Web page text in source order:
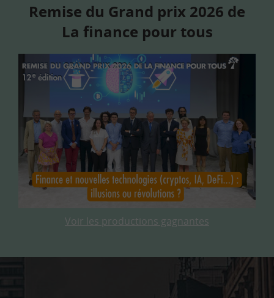
Remise du Grand prix 2026 de
La finance pour tous
Voir les productions gagnantes